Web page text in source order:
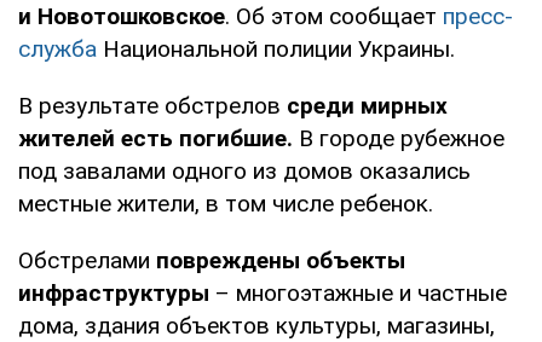
и Новотошковское. Об этом сообщает пресс-
служба Национальной полиции Украины.
В результате обстрелов среди мирных
жителей есть погибшие. В городе рубежное
под завалами одного из домов оказались
местные жители, в том числе ребенок.
Обстрелами повреждены объекты
инфраструктуры – многоэтажные и частные
дома, здания объектов культуры, магазины,